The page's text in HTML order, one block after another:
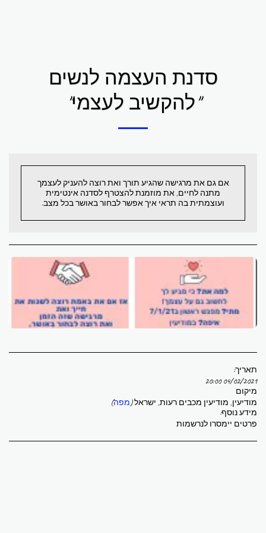
סדנת העצמה לנשים
"להקשיב לעצמי"
אם גם את מרגישה שהגיע תורך ואת רוצה להעניק לעצמך
מתנה לחיים, את מוזמנת להצטרף לסדנה אינטימית
ועוצמתית בה תראי איך אפשר לבחור באושר בכל מצב.
תאריך:
04/02/2021 20:00
מיקום
מודיעין, מודיעין מכבים רעות, ישראל (מפה)
מידע נוסף:
פרטים יימסרו לנרשמות